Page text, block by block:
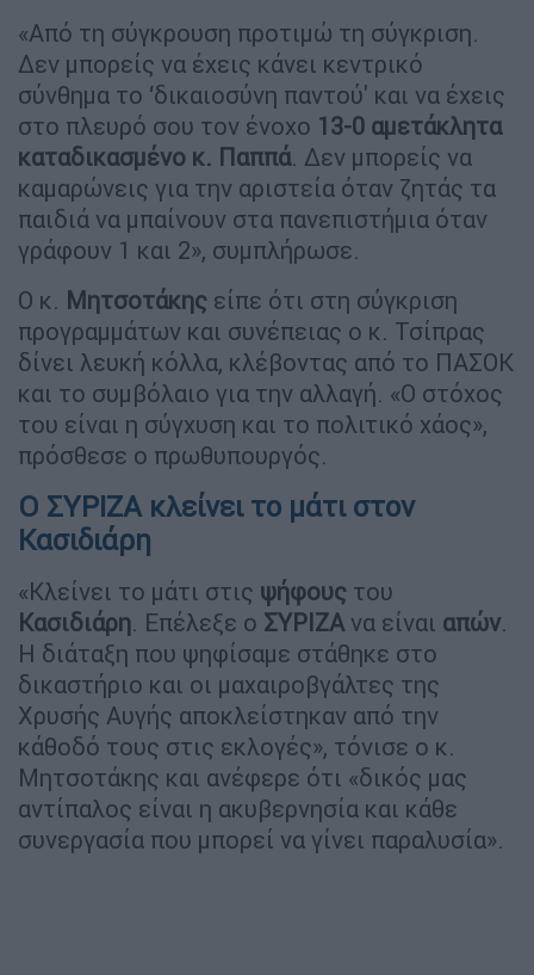
«Από τη σύγκρουση προτιμώ τη σύγκριση.
Δεν μπορείς να έχεις κάνει κεντρικό
σύνθημα το ‘δικαιοσύνη παντού' και να έχεις
στο πλευρό σου τον ένοχο 13-0 αμετάκλητα
καταδικασμένο κ. Παππά. Δεν μπορείς να
καμαρώνεις για την αριστεία όταν ζητάς τα
παιδιά να μπαίνουν στα πανεπιστήμια όταν
γράφουν 1 και 2», συμπλήρωσε.
Ο κ. Μητσοτάκης είπε ότι στη σύγκριση
προγραμμάτων και συνέπειας ο κ. Τσίπρας
δίνει λευκή κόλλα, κλέβοντας από το ΠΑΣΟΚ
και το συμβόλαιο για την αλλαγή. «Ο στόχος
του είναι η σύγχυση και το πολιτικό χάος»,
πρόσθεσε ο πρωθυπουργός.
Ο ΣΥΡΙΖΑ κλείνει το μάτι στον
Κασιδιάρη
«Κλείνει το μάτι στις ψήφους του
Κασιδιάρη. Επέλεξε ο ΣΥΡΙΖΑνα είναι απών.
Η διάταξη που ψηφίσαμε στάθηκε στο
δικαστήριο και οι μαχαιροβγάλτες της
Χρυσής Αυγής αποκλείστηκαν από την
κάθοδό τους στις εκλογές», τόνισε ο κ.
Μητσοτάκης και ανέφερε ότι «δικός μας
αντίπαλος είναι η ακυβερνησία και κάθε
συνεργασία που μπορεί να γίνει παραλυσία».